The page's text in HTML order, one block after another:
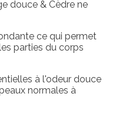
douce & Cèdre ne
ce qui permet
parties du corps
à l'odeur douce
normales à